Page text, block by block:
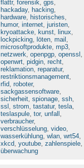
flattr, forensik, gps,
hackaday, hacking,
hardware, historisches,
humor, internet, juristen,
kryoattacke, kunst, linux,
lockpicking, löten, mail ,
microsoftprodukte, mp3,
netzwerk, openpgp, openssl ,
openwrt, pidgin, recht,
reklamation, reparatur,
restriktionsmanagement,
rfid, roboter,
sackgassensoftware,
sicherheit, spionage, ssh,
ssl , strom, tastatur, tesla,
teslaspule, tor, unfall ,
verbraucher,
verschlüsselung, video,
wasserkühlung, wlan, wrt54,
xkcd, youtube, zahlenspiele,
überwachung